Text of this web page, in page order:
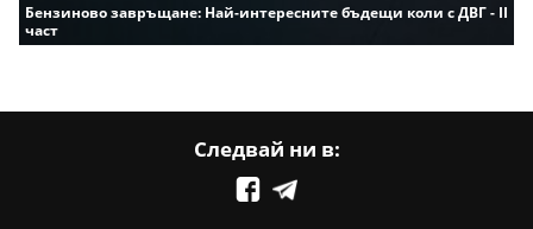
Бензиново завръщане: Най-интересните бъдещи коли с ДВГ - II
част
Следвай ни в: